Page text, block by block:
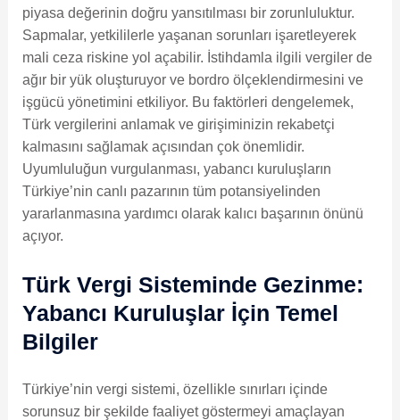
piyasa değerinin doğru yansıtılması bir zorunluluktur.
Sapmalar, yetkililerle yaşanan sorunları işaretleyerek
mali ceza riskine yol açabilir. İstihdamla ilgili vergiler de
ağır bir yük oluşturuyor ve bordro ölçeklendirmesini ve
işgücü yönetimini etkiliyor. Bu faktörleri dengelemek,
Türk vergilerini anlamak ve girişiminizin rekabetçi
kalmasını sağlamak açısından çok önemlidir.
Uyumluluğun vurgulanması, yabancı kuruluşların
Türkiye’nin canlı pazarının tüm potansiyelinden
yararlanmasına yardımcı olarak kalıcı başarının önünü
açıyor.
Türk Vergi Sisteminde Gezinme:
Yabancı Kuruluşlar İçin Temel
Bilgiler
Türkiye’nin vergi sistemi, özellikle sınırları içinde
sorunsuz bir şekilde faaliyet göstermeyi amaçlayan